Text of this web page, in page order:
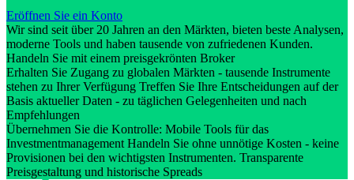
Eröffnen Sie ein Konto
Wir sind seit über 20 Jahren an den Märkten, bieten beste Analysen,
moderne Tools und haben tausende von zufriedenen Kunden.
Handeln Sie mit einem preisgekrönten Broker
Erhalten Sie Zugang zu globalen Märkten - tausende Instrumente
stehen zu Ihrer Verfügung Treffen Sie Ihre Entscheidungen auf der
Basis aktueller Daten - zu täglichen Gelegenheiten und nach
Empfehlungen
Übernehmen Sie die Kontrolle: Mobile Tools für das
Investmentmanagement Handeln Sie ohne unnötige Kosten - keine
Provisionen bei den wichtigsten Instrumenten. Transparente
Preisgestaltung und historische Spreads